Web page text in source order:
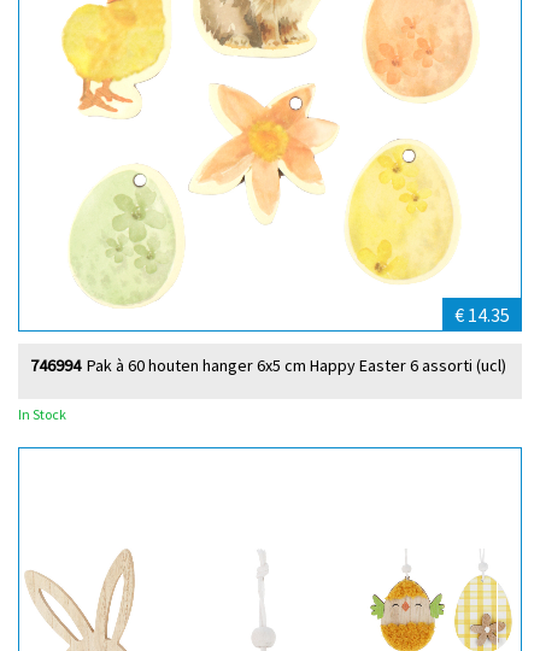
€ 14.35
Pak à 60 houten hanger 6x5 cm Happy Easter 6 assorti (ucl)
746994
In Stock